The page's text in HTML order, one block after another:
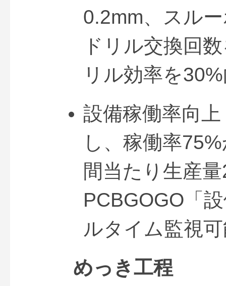
0.2mm、スル
ドリル交換回
リル効率を
設備稼働率向
し、稼働率
間当たり生産
PCBGOGO「
ルタイム監視
めっき工程